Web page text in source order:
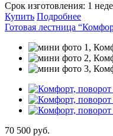
Срок изготовления: 1
Купить Подробнее
Готовая лестница
70 500 руб.